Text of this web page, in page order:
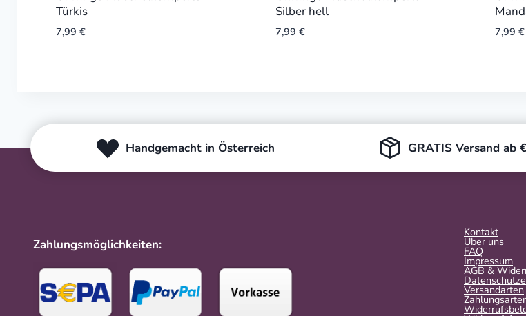
Türkis
7,99 €
Silber hell
7,99 € 7,99 €
Handgemacht in Österreich GRATIS Versand ab
Zahlungsmöglichkeiten:
Kontakt
Über uns
FAQ
Impressum
AGB &
Versandarten